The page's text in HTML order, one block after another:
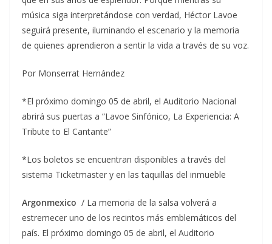
música siga interpretándose con verdad, Héctor Lavoe
seguirá presente, iluminando el escenario y la memoria
de quienes aprendieron a sentir la vida a través de su voz.
Por Monserrat Hernández
*El próximo domingo 05 de abril, el Auditorio Nacional
abrirá sus puertas a “Lavoe Sinfónico, La Experiencia: A
Tribute to El Cantante”
*Los boletos se encuentran disponibles a través del
sistema Ticketmaster y en las taquillas del inmueble
Argonmexico / La memoria de la salsa volverá a
estremecer uno de los recintos más emblemáticos del
país. El próximo domingo 05 de abril, el Auditorio